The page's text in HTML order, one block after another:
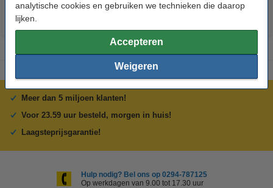
analytische cookies en gebruiken we technieken die daarop
lijken.
Accepteren
Weigeren
Meer dan 5 miljoen klanten!
Voor 23.59 uur besteld, morgen in huis!
Laagsteprijsgarantie!
Hulp nodig? Bel ons op 0294-787125
Op werkdagen van 9.00 tot 17.30 uur